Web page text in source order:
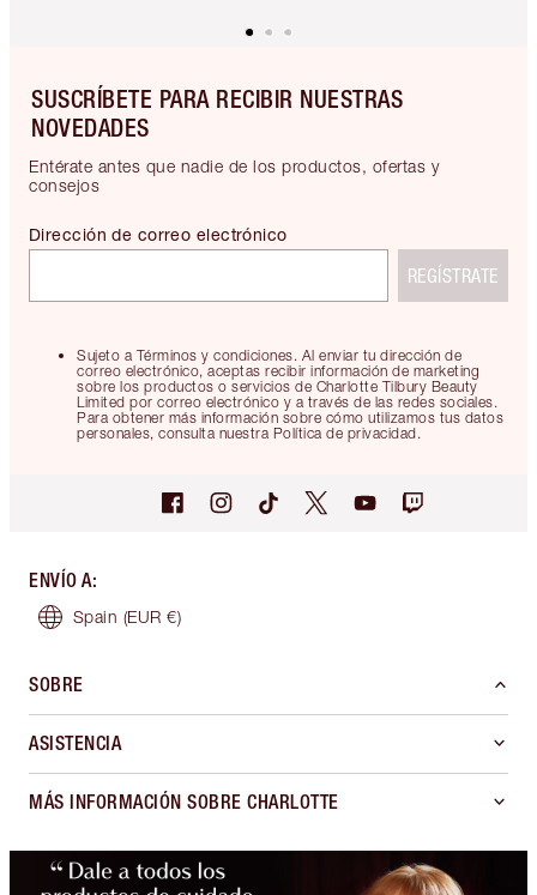
SUSCRÍBETE PARA RECIBIR NUESTRAS
NOVEDADES
Entérate antes que nadie de los productos, ofertas y
consejos
Sujeto a Términos y condiciones. Al enviar tu dirección de
correo electrónico, aceptas recibir información de marketing
sobre los productos o servicios de Charlotte Tilbury Beauty
Limited por correo electrónico y a través de las redes sociales.
Para obtener más información sobre cómo utilizamos tus datos
personales, consulta nuestra Política de privacidad.
Dirección de correo electrónico
REGÍSTRATE
ENVÍO A:
Spain (EUR €)
SOBRE
ASISTENCIA
MÁS INFORMACIÓN SOBRE CHARLOTTE